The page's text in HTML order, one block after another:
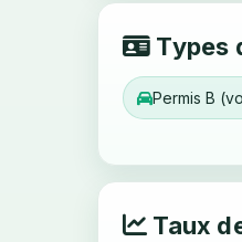
Types
Permis B
Taux